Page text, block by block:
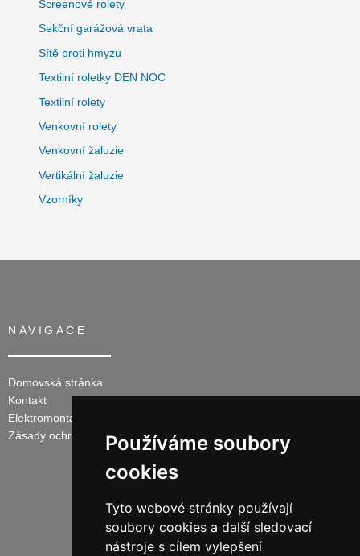
Používáme soubory
cookies
Tyto webové stránky používají
soubory cookies a další sledovací
nástroje s cílem vylepšení
Screenové rolety
Sekční garážová vrata
Sítě proti hmyzu
Textilní roletky DEN NOC
Textilní rolety
Venkovní rolety
Venkovní žaluzie
Vertikální žaluzie
Vzorníky
NAVIGACE
Domovská stránka
Kontakt
Elektromontáže
Zásady ochrany osobních údajů